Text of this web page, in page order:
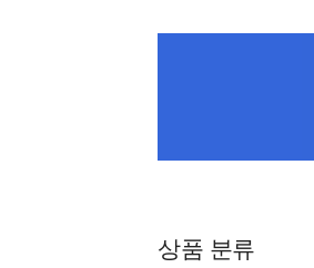
상품 분류